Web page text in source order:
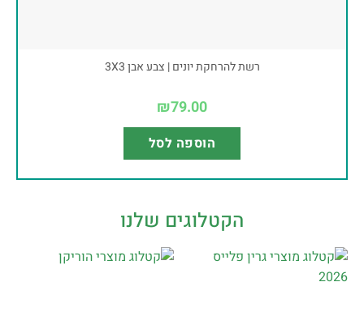
רשת להרחקת יונים | צבע אבן 3X3
₪79.00
הוספה לסל
הקטלוגים שלנו